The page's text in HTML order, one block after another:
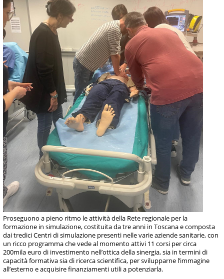
Proseguono a pieno ritmo le attività della Rete regionale per la
formazione in simulazione, costituita da tre anni in Toscana e composta
dai tredici Centri di simulazione presenti nelle varie aziende sanitarie, con
un ricco programma che vede al momento attivi 11 corsi per circa
200mila euro di investimento nell’ottica della sinergia, sia in termini di
capacità formativa sia di ricerca scientifica, per svilupparne l’immagine
all’esterno e acquisire finanziamenti utili a potenziarla.